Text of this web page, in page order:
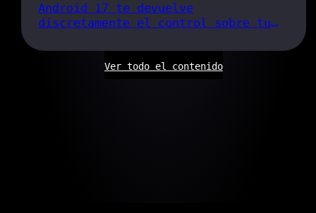
Android 17 te devuelve
discretamente el control sobre tu
Ver todo el contenido